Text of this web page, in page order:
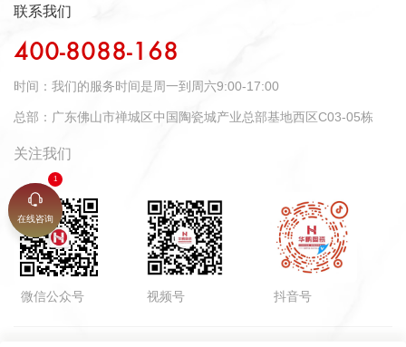
联系我们
400-8088-168
时间： 我们的服务时间是周一到周六9:00-17:00
总部： 广东佛山市禅城区中国陶瓷城产业总部基地西区C03-05栋
关注我们
微信公众号 视频号 抖音号
在线咨询